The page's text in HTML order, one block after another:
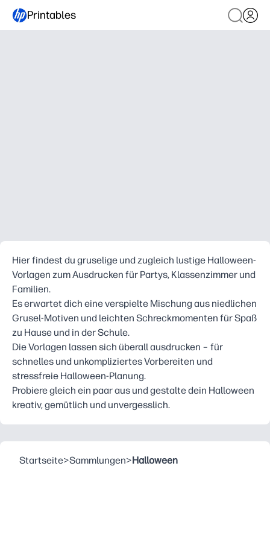
Printables
Hier findest du gruselige und zugleich lustige Halloween-
Vorlagen zum Ausdrucken für Partys, Klassenzimmer und
Familien.
Es erwartet dich eine verspielte Mischung aus niedlichen
Grusel-Motiven und leichten Schreckmomenten für Spaß
zu Hause und in der Schule.
Die Vorlagen lassen sich überall ausdrucken – für
schnelles und unkompliziertes Vorbereiten und
stressfreie Halloween-Planung.
Probiere gleich ein paar aus und gestalte dein Halloween
kreativ, gemütlich und unvergesslich.
Startseite>Sammlungen>Halloween